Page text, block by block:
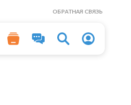
ОБРАТНАЯ СВЯЗЬ